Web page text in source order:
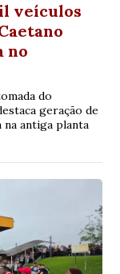
veículos
no
do
geração de
na antiga planta